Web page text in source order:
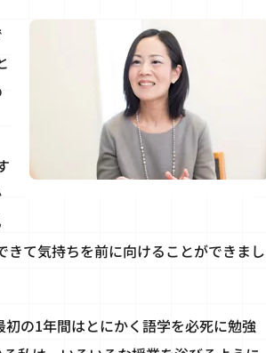
て気持ちを前に向けることができまし
の1年間はとにかく語学を必死に勉強